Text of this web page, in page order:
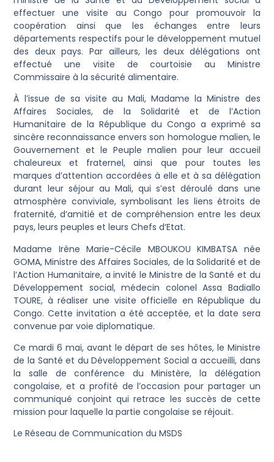
effectuer une visite au Congo pour promouvoir la
coopération ainsi que les échanges entre leurs
départements respectifs pour le développement mutuel
des deux pays. Par ailleurs, les deux délégations ont
effectué une visite de courtoisie au Ministre
Commissaire à la sécurité alimentaire.
À l’issue de sa visite au Mali, Madame la Ministre des
Affaires Sociales, de la Solidarité et de l’Action
Humanitaire de la République du Congo a exprimé sa
sincère reconnaissance envers son homologue malien, le
Gouvernement et le Peuple malien pour leur accueil
chaleureux et fraternel, ainsi que pour toutes les
marques d’attention accordées à elle et à sa délégation
durant leur séjour au Mali, qui s’est déroulé dans une
atmosphère conviviale, symbolisant les liens étroits de
fraternité, d’amitié et de compréhension entre les deux
pays, leurs peuples et leurs Chefs d’Etat.
Madame Irène Marie-Cécile MBOUKOU KIMBATSA née
GOMA, Ministre des Affaires Sociales, de la Solidarité et de
l’Action Humanitaire, a invité le Ministre de la Santé et du
Développement social, médecin colonel Assa Badiallo
TOURE, à réaliser une visite officielle en République du
Congo. Cette invitation a été acceptée, et la date sera
convenue par voie diplomatique.
Ce mardi 6 mai, avant le départ de ses hôtes, le Ministre
de la Santé et du Développement Social a accueilli, dans
la salle de conférence du Ministère, la délégation
congolaise, et a profité de l’occasion pour partager un
communiqué conjoint qui retrace les succès de cette
mission pour laquelle la partie congolaise se réjouit.
Le Réseau de Communication du MSDS